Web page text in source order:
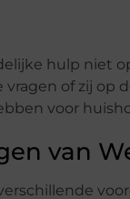
hulp niet
of zij op
voor
van